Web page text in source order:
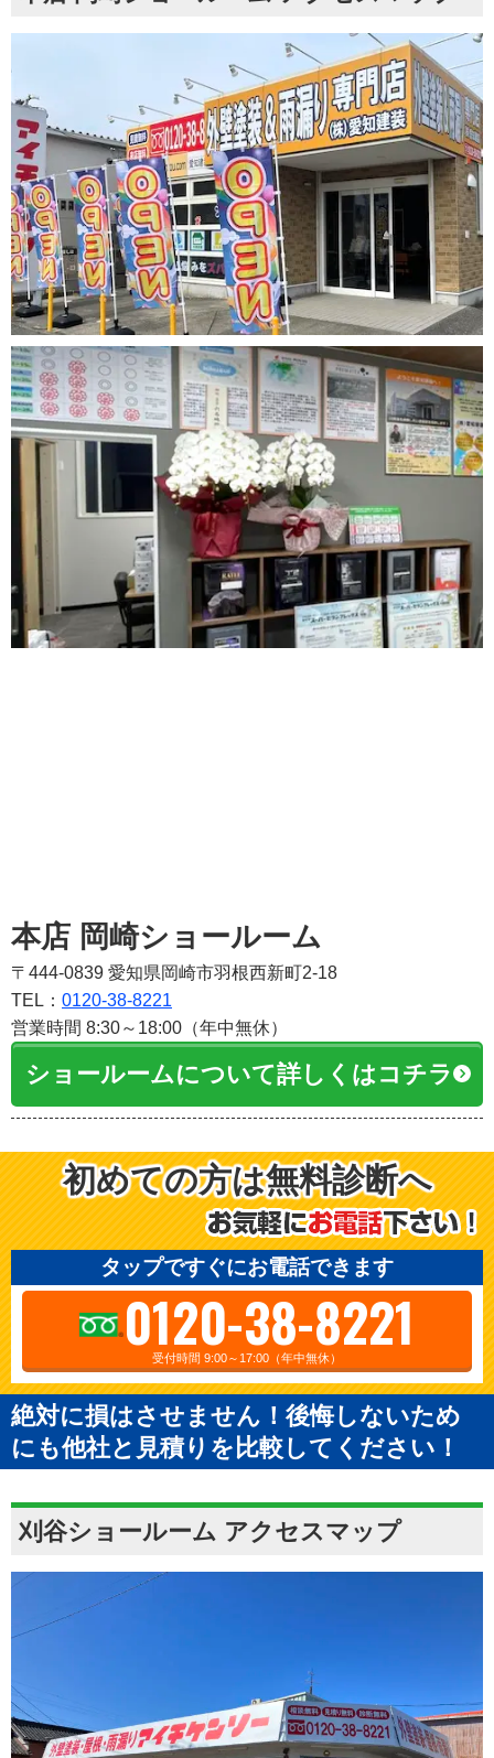
本店 岡崎ショールーム
〒444-0839 愛知県岡崎市羽根西新町2-18
TEL： 0120-38-8221
営業時間 8:30～18:00（年中無休）
ショールームについて詳しくはコチラ
初めての方は無料診断へ
タップですぐにお電話できます
0120-38-8221
受付時間 9:00～17:00（年中無休）
絶対に損はさせません！後悔しないため
にも他社と見積りを比較してください！
刈谷ショールーム アクセスマップ